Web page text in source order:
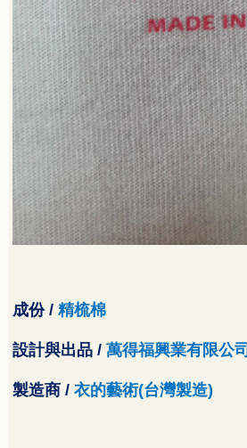
成份 / 精梳棉
設計與出品 / 萬得福興業有限公司
製造商 / 衣的藝術(台灣製造)